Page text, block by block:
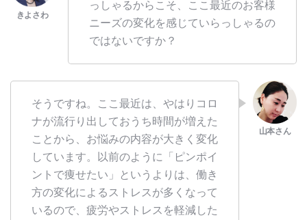
っしゃるからこそ、ここ最近のお客様
ニーズの変化を感じていらっしゃるの
ではないですか？
そうですね。ここ最近は、やはりコロ
ナが流行り出しておうち時間が増えた
ことから、お悩みの内容が大きく変化
しています。以前のように「ピンポイ
ントで痩せたい」というよりは、働き
方の変化によるストレスが多くなって
いるので、疲労やストレスを軽減した